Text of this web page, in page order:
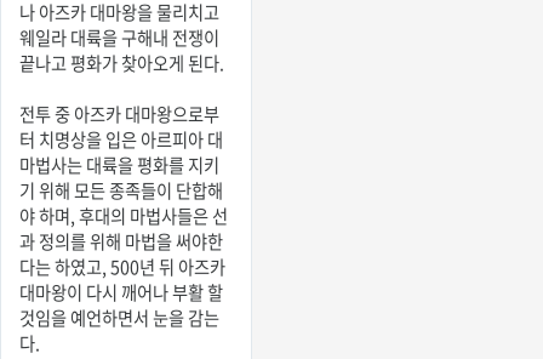
나 아즈카 대마왕을 물리치고
웨일라 대륙을 구해내 전쟁이
끝나고 평화가 찾아오게 된다.
전투 중 아즈카 대마왕으로부
터 치명상을 입은 아르피아 대
마법사는 대륙을 평화를 지키
기 위해 모든 종족들이 단합해
야 하며, 후대의 마법사들은 선
과 정의를 위해 마법을 써야한
다는 하였고, 500년 뒤 아즈카
대마왕이 다시 깨어나 부활 할
것임을 예언하면서 눈을 감는
다.